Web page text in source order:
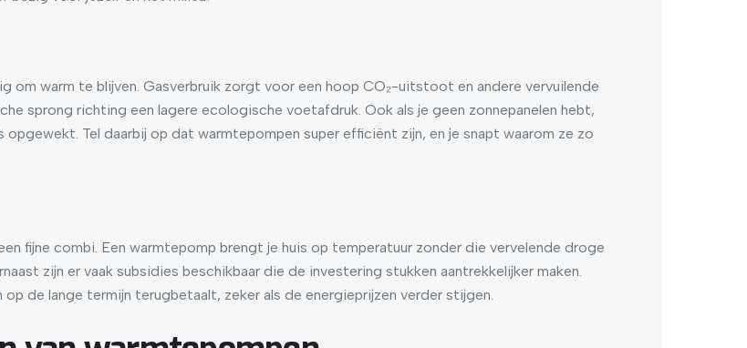
om warm te blijven. Gasverbruik zorgt voor een hoop CO₂-uitstoot en andere vervuilende
sprong richting een lagere ecologische voetafdruk. Ook als je geen zonnepanelen hebt,
Tel daarbij op dat warmtepompen super efficiënt zijn, en je snapt waarom ze zo
fijne combi. Een warmtepomp brengt je huis op temperatuur zonder die vervelende droge
zijn er vaak subsidies beschikbaar die de investering stukken aantrekkelijker maken.
de lange termijn terugbetaalt, zeker als de energieprijzen verder stijgen.